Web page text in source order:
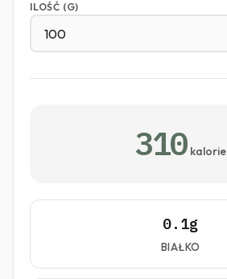
ILOŚĆ (G)
310 kalorie
0.1g
BIAŁKO